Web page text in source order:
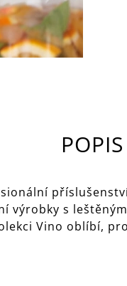
výrobky s
Vino oblíbí,